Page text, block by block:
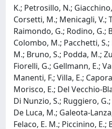
K.; Petrosillo, N.;
Corsetti, M.; Menicagli, V.;
Raimondo, G.; Rodino, G.;
Colombo, M.; Pacchetti,
M.; Bruno, S.; Podda, M.;
Fiorelli, G.; Gellmann, E.;
Manenti, F.; Villa, E.;
Morisco, E.; Del Vecchio-
Di Nunzio, S.; Ruggiero,
De Luca, M.; Galeota-
Felaco, E. M.; Piccinino,